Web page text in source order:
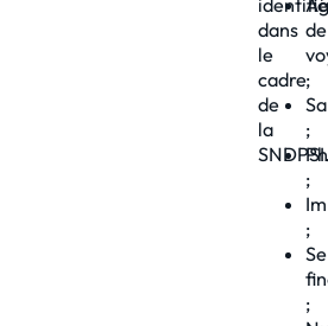
de
;
;
;
;
;
dans
le
cadre
de
la